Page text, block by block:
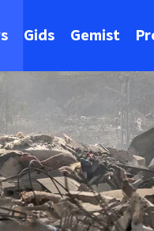
Gids Gemist